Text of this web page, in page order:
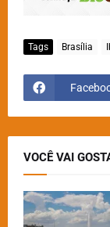
Tags Brasília
VOCÊ VAI